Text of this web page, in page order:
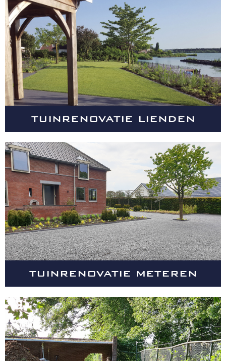
TUINRENOVATIE LIENDEN
TUINRENOVATIE METEREN